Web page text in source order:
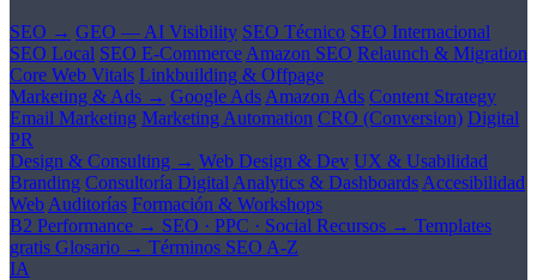
SEO → GEO — AI Visibility SEO Técnico SEO Internacional
SEO Local SEO E-Commerce Amazon SEO Relaunch & Migration
Core Web Vitals Linkbuilding & Offpage
Marketing & Ads → Google Ads Amazon Ads Content Strategy
Email Marketing Marketing Automation CRO (Conversion) Digital
PR
Design & Consulting → Web Design & Dev UX & Usabilidad
Branding Consultoría Digital Analytics & Dashboards Accesibilidad
Web Auditorías Formación & Workshops
B2 Performance → SEO · PPC · Social Recursos → Templates
gratis Glosario → Términos SEO A-Z
IA